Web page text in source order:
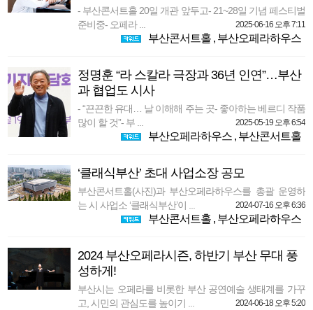
- 부산콘서트홀 20일 개관 앞두고- 21~28일 기념 페스티벌
준비중- 오페라 ...
2025-06-16 오후 7:11
부산콘서트홀, 부산오페라하우스
정명훈 “라 스칼라 극장과 36년 인연”…부산
과 협업도 시사
- “끈끈한 유대… 날 이해해 주는 곳- 좋아하는 베르디 작품
많이 할 것”- 부 ...
2025-05-19 오후 6:54
부산오페라하우스, 부산콘서트홀
‘클래식부산’ 초대 사업소장 공모
부산콘서트홀(사진)과 부산오페라하우스를 총괄 운영하
는 시 사업소 ‘클래식부산’이 ...
2024-07-16 오후 6:36
부산콘서트홀, 부산오페라하우스
2024 부산오페라시즌, 하반기 부산 무대 풍
성하게!
부산시는 오페라를 비롯한 부산 공연예술 생태계를 가꾸
고, 시민의 관심도를 높이기 ...
2024-06-18 오후 5:20